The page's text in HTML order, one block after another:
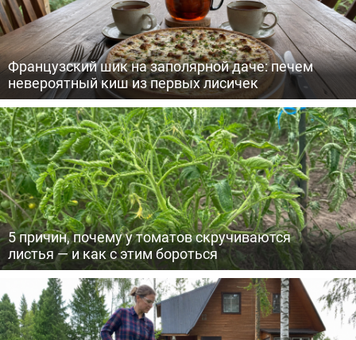
Французский шик на заполярной даче: печем
невероятный киш из первых лисичек
5 причин, почему у томатов скручиваются
листья — и как с этим бороться